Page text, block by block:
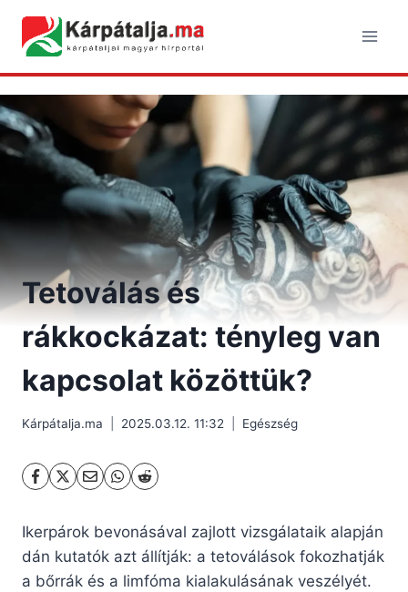
content
Tetoválás és
rákkockázat: tényleg van
kapcsolat közöttük?
Kárpátalja.ma 2025.03.12. 11:32 Egészség
Ikerpárok bevonásával zajlott vizsgálataik alapján
dán kutatók azt állítják: a tetoválások fokozhatják
a bőrrák és a limfóma kialakulásának veszélyét.